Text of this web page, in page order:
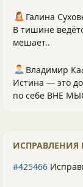
Галина
В тишине
мешает..
Владимир
Истина — это
по себе ВНЕ
ИСПРАВЛЕНИЯ
#425466